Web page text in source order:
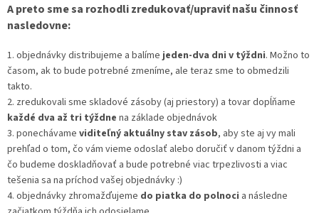
A preto sme sa rozhodli zredukovať/upraviť našu činnosť
nasledovne:
1. objednávky distribujeme a balíme jeden-dva dni v týždni. Možno to
časom, ak to bude potrebné zmeníme, ale teraz sme to obmedzili
takto.
2. zredukovali sme skladové zásoby (aj priestory) a tovar dopĺňame
každé dva až tri týždne na základe objednávok
3. ponechávame viditeľný aktuálny stav zásob, aby ste aj vy mali
prehľad o tom, čo vám vieme odoslať alebo doručiť v danom týždni a
čo budeme doskladňovať a bude potrebné viac trpezlivosti a viac
tešenia sa na príchod vašej objednávky :)
4. objednávky zhromažďujeme do piatka do polnoci a následne